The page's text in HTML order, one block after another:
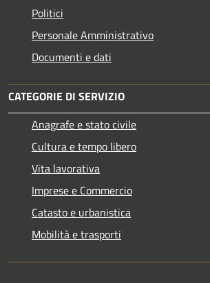
Politici
Personale Amministrativo
Documenti e dati
CATEGORIE DI SERVIZIO
Anagrafe e stato civile
Cultura e tempo libero
Vita lavorativa
Imprese e Commercio
Catasto e urbanistica
Mobilità e trasporti